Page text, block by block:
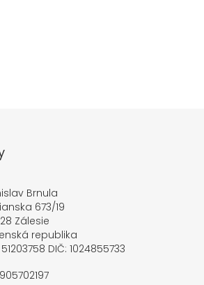
Brnula
673/19
Zálesie
republika
DIČ: 1024855733